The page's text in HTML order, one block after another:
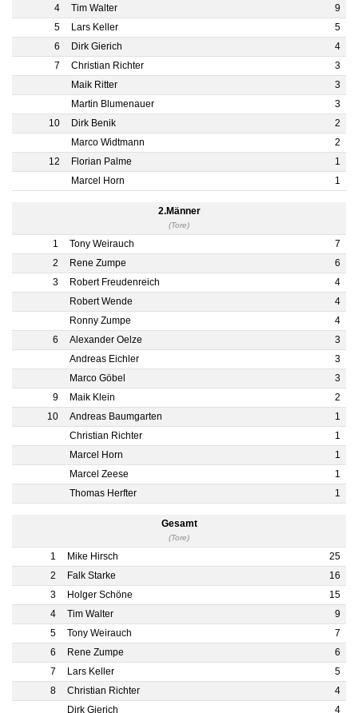
4
Tim Walter
9
5
Lars Keller
5
6
Dirk Gierich
4
7
Christian Richter
3
Maik Ritter
3
Martin Blumenauer
3
10
Dirk Benik
2
Marco Widtmann
2
12
Florian Palme
1
Marcel Horn
1
2.Männer
(Tore)
1 Tony Weirauch
7
2
Rene Zumpe
6
3
Robert Freudenreich
4
Robert Wende
4
Ronny Zumpe
4
6
Alexander Oelze
3
Andreas Eichler
3
Marco Göbel
3
9
Maik Klein
2
10
Andreas Baumgarten
1
Christian Richter
1
Marcel Horn
1
Marcel Zeese
1
Thomas Herfter
1
Gesamt
(Tore)
1 Mike Hirsch
25
2
Falk Starke
16
3
Holger Schöne
15
4
Tim Walter
9
5
Tony Weirauch
7
6
Rene Zumpe
6
7
Lars Keller
5
8
Christian Richter
4
Dirk Gierich
4